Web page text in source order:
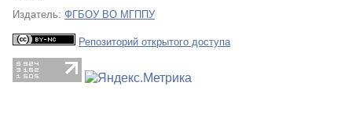
Издатель: ФГБОУ ВО МГППУ
Репозиторий открытого доступа